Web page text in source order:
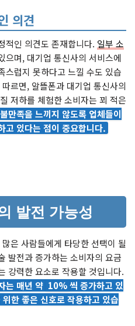
의견
적인 의견도 존재합니다. 일부 소
으며, 대기업 통신사의 서비스에
스럽지 못하다고 느낄 수도 있습
르면, 알뜰폰과 대기업 통신사의
저하를 체험한 소비자는 꾀 적은
만족을 느끼지 않도록 업체들이
고 있다는 점이 중요합니다.
발전 가능성
은 사람들에게 타당한 선택이 될
발전과 증가하는 소비자의 요금
강력한 요소로 작용할 것입니다.
는 매년 약 10%씩 증가하고 있
한 좋은 신호로 작용하고 있습